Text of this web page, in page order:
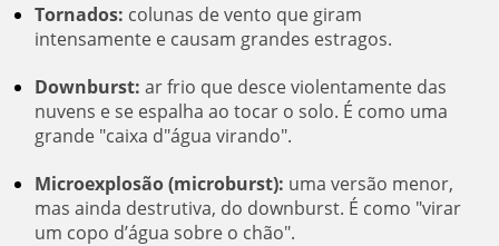
Tornados: colunas de vento que giram
intensamente e causam grandes estragos.
Downburst: ar frio que desce violentamente das
nuvens e se espalha ao tocar o solo. É como uma
grande "caixa d"água virando".
Microexplosão (microburst): uma versão menor,
mas ainda destrutiva, do downburst. É como "virar
um copo d’água sobre o chão".